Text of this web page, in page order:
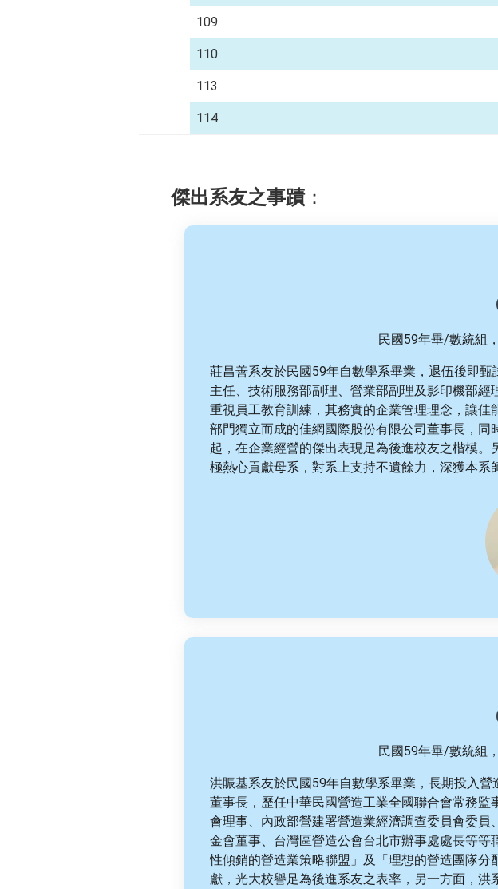
109
110
113
114
傑出系友之事蹟：
民國59年畢/數統組
莊昌善系友於民國59年自數學系畢業，退伍後即
主任、技術服務部副理、營業部副理及影印機部
重視員工教育訓練，其務實的企業管理理念，讓
部門獨立而成的佳網國際股份有限公司董事長，
起，在企業經營的傑出表現足為後進校友之楷模
極熱心貢獻母系，對系上支持不遺餘力，深獲本系
民國59年畢/數統組
洪賑基系友於民國59年自數學系畢業，長期投入
董事長，歷任中華民國營造工業全國聯合會常務
會理事、內政部營建署營造業經濟調查委員會委
金會董事、台灣區營造公會台北市辦事處處長等
性傾銷的營造業策略聯盟」及「理想的營造團隊
獻，光大校譽足為後進系友之表率，另一方面，洪